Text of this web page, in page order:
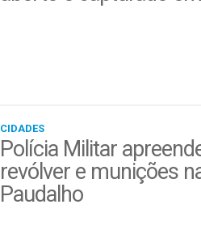
CIDADES
Polícia Militar
revólver e munições
Paudalho